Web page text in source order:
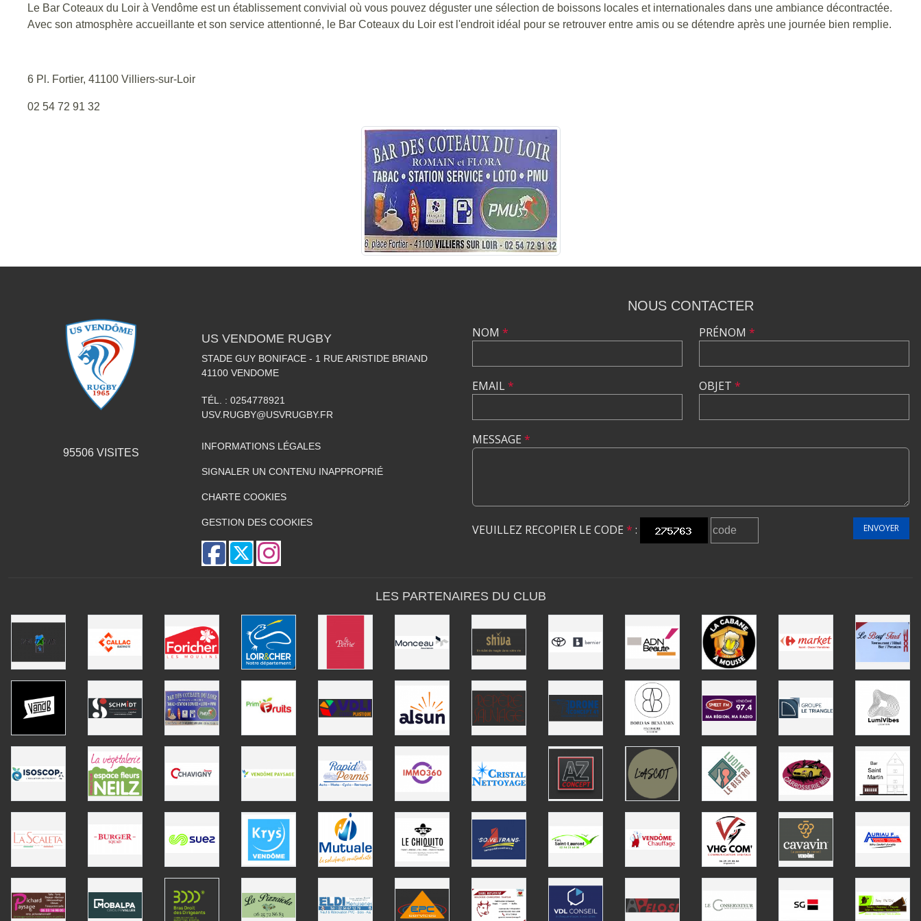
Le Bar Coteaux du Loir à Vendôme est un établissement convivial où vous pouvez déguster une sélection de boissons locales et internationales dans une ambiance décontractée.
Avec son atmosphère accueillante et son service attentionné, le Bar Coteaux du Loir est l'endroit idéal pour se retrouver entre amis ou se détendre après une journée bien remplie.
6 Pl. Fortier, 41100 Villiers-sur-Loir
02 54 72 91 32
95506VISITES
US VENDOME RUGBY
STADE GUY BONIFACE - 1 RUE ARISTIDE BRIAND
41100 VENDOME
TÉL. : 0254778921
USV.RUGBY@USVRUGBY.FR
INFORMATIONS LÉGALES
SIGNALER UN CONTENU INAPPROPRIÉ
CHARTE COOKIES
GESTION DES COOKIES
NOUS CONTACTER
NOM *
EMAIL*
PRÉNOM *
OBJET *
MESSAGE *
VEUILLEZ RECOPIER LE CODE * : ENVOYER
LES PARTENAIRES DU CLUB